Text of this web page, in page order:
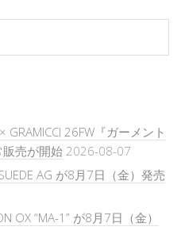
GRAMICCI 26FW『ガーメント
売が開始 2026-08-07
AG が8月7日（金）発売
OX “MA-1” が8月7日（金）